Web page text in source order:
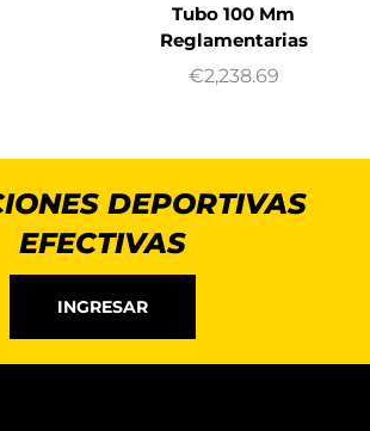
Tubo 100 Mm
Reglamentarias
€2,238.69
DEPORTIVAS
EFECTIVAS
INGRESAR